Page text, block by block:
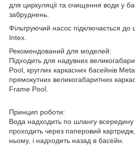
для циркуляції та очищення води у
забруднень.
Фільтруючий насос підключається
Intex.
Рекомендований для моделей:
Підходить для надувних
Pool, круглих каркасних басейнів
прямокутних великогабаритних
Frame Pool.
Принцип роботи:
Вода надходить по шлангу всередину
проходить через паперовий
ньому, і надходить назад в басейн.